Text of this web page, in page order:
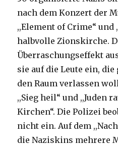
nach dem Konzert der
,,Element of Crime“ und
halbvolle Zionskirche.
Überraschungseffekt
sie auf die Leute ein,
den Raum verlassen
,,Sieg heil“ und ,,Juden
Kirchen“. Die Polizei
nicht ein. Auf dem
die Naziskins mehrere